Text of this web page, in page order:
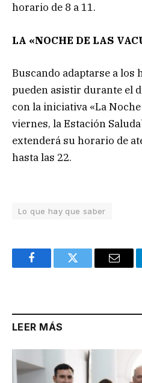
horario de 8 a 11.
LA «NOCHE DE LAS
Buscando adaptarse a los
pueden asistir durante el
con la iniciativa «La
viernes, la Estación
extenderá su horario de
hasta las 22.
Lo que hay que saber
FacebookTwitter Email
LEER MÁS